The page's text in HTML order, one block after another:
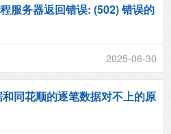
服务器返回错误: (502) 错误的
2025-06-30
同花顺的逐笔数据对不上的原